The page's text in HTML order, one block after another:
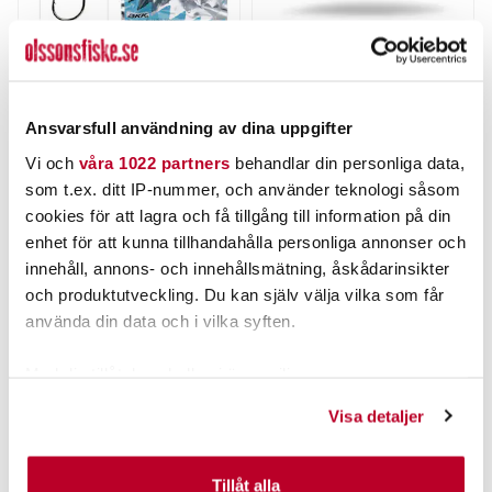
Ansvarsfull användning av dina uppgifter
Vi och våra 1022 partners behandlar din personliga data,
som t.ex. ditt IP-nummer, och använder teknologi såsom
cookies för att lagra och få tillgång till information på din
enhet för att kunna tillhandahålla personliga annonser och
innehåll, annons- och innehållsmätning, åskådarinsikter
och produktutveckling. Du kan själv välja vilka som får
använda din data och i vilka syften.
Identifiera din enhet genom att aktivt skanna den för
specifika kännetecken (fingeravtryck)
Visa detaljer
Tillåt alla
MIKADO
FINNS I LAGER.
LÄS MER
THE PIG
Nuvarande pris
69,00 kr
89,00 kr
69,00 kr
89,00 kr
FINNS I LAGER.
LÄS MER
ANDRA TITTADE OCKSÅ PÅ